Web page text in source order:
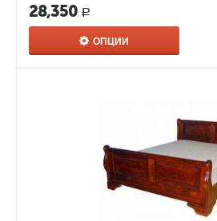
28,350 Р
ОПЦИИ